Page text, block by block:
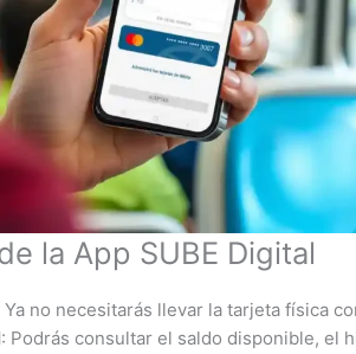
la App SUBE Digital
Ya no necesitarás llevar la tarjeta física
: Podrás consultar el saldo disponible, el